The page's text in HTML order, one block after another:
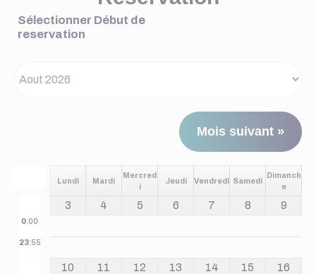
Sélectionner Début de
reservation
Mois suivant »
Lundi Mardi
Mercred
i
Jeudi Vendredi Samedi
Dimanch
e
3 4 5 6 7 8 9
0:00
23:55
10 11 12 13 14 15 16